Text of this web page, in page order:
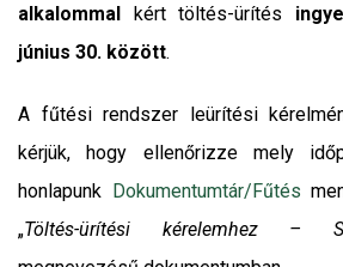
alkalommal kért töltés-ürítés
június 30. között.
A fűtési rendszer leürítési
kérjük, hogy ellenőrizze mely
honlapunk Dokumentumtár/Fűtés
„Töltés-ürítési kérelemhez –